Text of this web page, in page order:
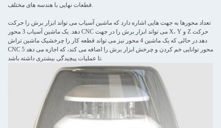
قطعات نهایی با هندسه های مختلف.
تعداد محورها به جهت هایی اشاره دارد که ماشین آسیاب می تواند ابزار برش را حرکت
دهد. یک ماشین آسیاب 3 محور CNC می تواند ابزار برش را در جهت X، Y و Z حرکت
دهد.در حالی که یک ماشین 4 محور نیز می تواند قطعه کار را چرخشیک ماشین تراش
CNC 5 محور توانایی خم کردن و چرخش ابزار برش را اضافه می کند، که اجازه می دهد
تا عملیات پیچیدگی بیشتری داشته باشد.